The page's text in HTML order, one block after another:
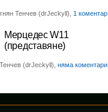
Тенчев (drJeckyll), 1 коментар
Мерцедес W11
(представяне)
(drJeckyll), няма коментари